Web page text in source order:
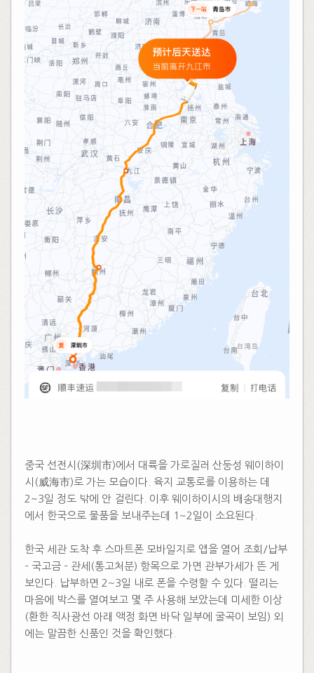
중국 선전시(深圳市)에서 대륙을 가로질러 산둥성 웨이하이
시(威海市)로 가는 모습이다. 육지 교통로를 이용하는 데
2~3일 정도 밖에 안 걸린다. 이후 웨이하이시의 배송대행지
에서 한국으로 물품을 보내주는데 1~2일이 소요된다.
한국 세관 도착 후 스마트폰 모바일지로 앱을 열어 조회/납부
– 국고금 – 관세(통고처분) 항목으로 가면 관부가세가 뜬 게
보인다. 납부하면 2~3일 내로 폰을 수령할 수 있다. 떨리는
마음에 박스를 열여보고 몇 주 사용해 보았는데 미세한 이상
(환한 직사광선 아래 액정 화면 바닥 일부에 굴곡이 보임) 외
에는 말끔한 신품인 것을 확인했다.